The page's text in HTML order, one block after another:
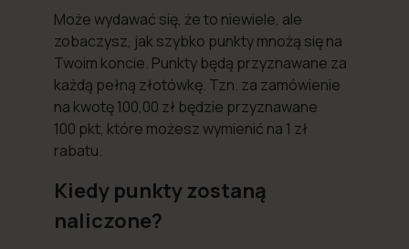
Może wydawać się, że to niewiele, ale
zobaczysz, jak szybko punkty mnożą się na
Twoim koncie. Punkty będą przyznawane za
każdą pełną złotówkę. Tzn. za zamówienie
na kwotę 100,00 zł będzie przyznawane
100 pkt, które możesz wymienić na 1 zł
rabatu.
Kiedy punkty zostaną
naliczone?